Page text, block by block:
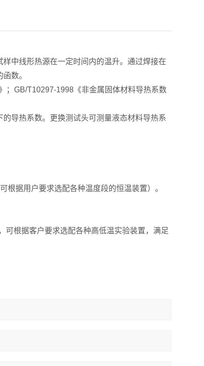
中线形热源在一定时间内的温升。通过焊接在
数。
；GB/T10297-1998《非金属固体材料导热系数
导热系数。更换测试头可测量液态材料导热系
据用户要求选配各种温度段的恒温装置）。
根据客户要求选配各种高低温实验装置，满足